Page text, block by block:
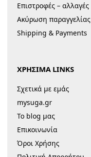
Επιστροφές – αλλαγές
Ακύρωση παραγγελίας
Shipping & Payments
ΧΡΗΣΙΜΑ LINKS
Σχετικά με εμάς
mysuga.gr
Το blog μας
Επικοινωνία
Όροι Χρήσης